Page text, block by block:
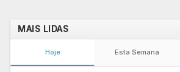
MAIS LIDAS
Hoje Esta Semana